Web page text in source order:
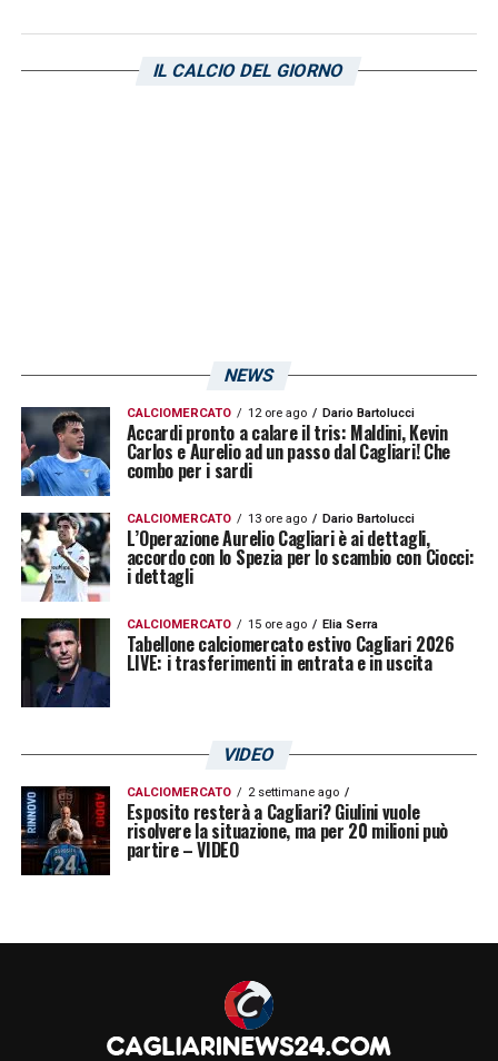
IL CALCIO DEL GIORNO
NEWS
CALCIOMERCATO 12 ore ago Dario Bartolucci
Accardi pronto a calare il tris: Maldini, Kevin
Carlos e Aurelio ad un passo dal Cagliari! Che
combo per i sardi
CALCIOMERCATO 13 ore ago Dario Bartolucci
L’Operazione Aurelio Cagliari è ai dettagli,
accordo con lo Spezia per lo scambio con Ciocci:
i dettagli
CALCIOMERCATO 15 ore ago Elia Serra
Tabellone calciomercato estivo Cagliari 2026
LIVE: i trasferimenti in entrata e in uscita
VIDEO
CALCIOMERCATO 2 settimane ago
Esposito resterà a Cagliari? Giulini vuole
risolvere la situazione, ma per 20 milioni può
partire – VIDEO